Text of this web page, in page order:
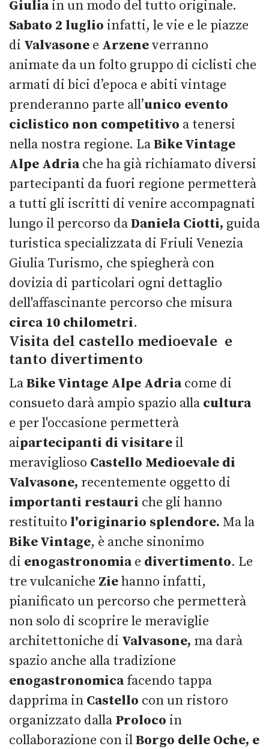
Giuliain un modo del tutto originale.
Sabato 2 luglio infatti, le vie e le piazze
di Valvasone e Arzeneverranno
animate da un folto gruppo di ciclisti che
armati di bici d’epoca e abiti vintage
prenderanno parte all’unico evento
ciclistico non competitivo a tenersi
nella nostra regione. LaBike Vintage
Alpe Adriache ha già richiamato diversi
partecipanti da fuori regione permetterà
a tutti gli iscritti di venire accompagnati
lungo il percorso daDaniela Ciotti, guida
turistica specializzata di Friuli Venezia
Giulia Turismo, che spiegherà con
dovizia di particolari ogni dettaglio
dell'affascinante percorso che misura
circa 10 chilometri.
Visita del castello medioevale e
tanto divertimento
LaBike Vintage Alpe Adriacome di
consueto darà ampio spazio alla cultura
e per l'occasione permetterà
aipartecipanti di visitare il
meraviglioso Castello Medioevale di
Valvasone, recentemente oggetto di
importanti restauri che gli hanno
restituito l'originario splendore. Ma la
Bike Vintage, è anche sinonimo
di enogastronomiae divertimento. Le
tre vulcaniche Ziehanno infatti,
pianificato un percorso che permetterà
non solo di scoprire le meraviglie
architettoniche di Valvasone, ma darà
spazio anche alla tradizione
enogastronomicafacendo tappa
dapprima in Castello con un ristoro
organizzato dalla Proloco in
collaborazione con ilBorgo delle Oche, e